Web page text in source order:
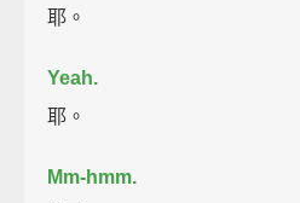
耶。
Yeah.
耶。
Mm-hmm.